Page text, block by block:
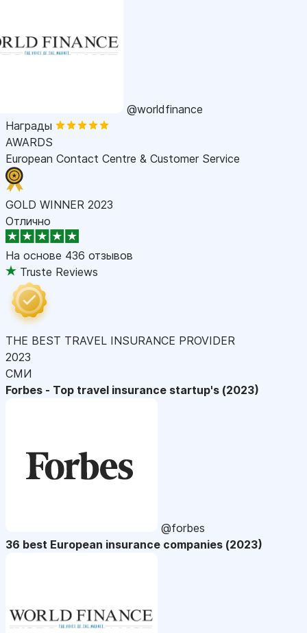
@worldfinance
Награды
AWARDS
European Contact Centre & Customer Service
GOLD WINNER 2023
Отлично
На основе 436 отзывов
Truste Reviews
THE BEST TRAVEL INSURANCE PROVIDER
2023
СМИ
Forbes - Top travel insurance startup's (2023)
@forbes
36 best European insurance companies (2023)